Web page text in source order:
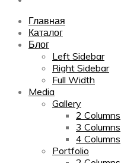
Главная
Каталог
Блог
Left Sidebar
Right Sidebar
Full Width
Media
Gallery
2 Columns
3 Columns
4 Columns
Portfolio